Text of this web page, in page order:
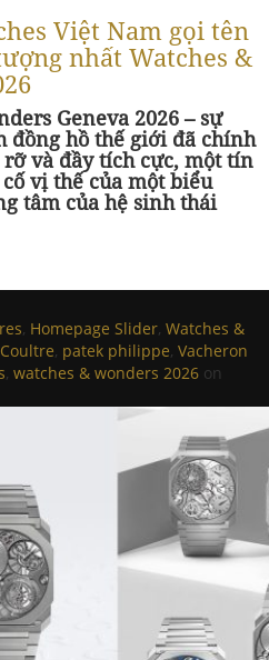
Việt Nam gọi tên
nhất Watches &
Geneva 2026 – sự
đồng hồ thế giới đã chính
và đầy tích cực, một tín
vị thế của một biểu
tâm của hệ sinh thái
, Homepage Slider, Watches &
, patek philippe, Vacheron
, watches & wonders 2026 on